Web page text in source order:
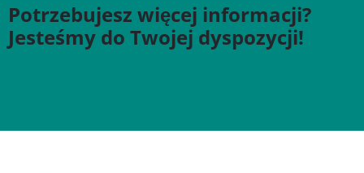
Potrzebujesz więcej informacji?
Jesteśmy do Twojej dyspozycji!